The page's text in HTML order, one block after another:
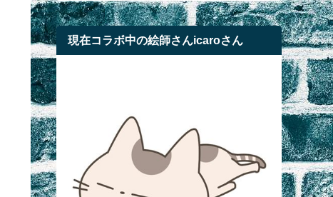
現在コラボ中の絵師さんicaroさん